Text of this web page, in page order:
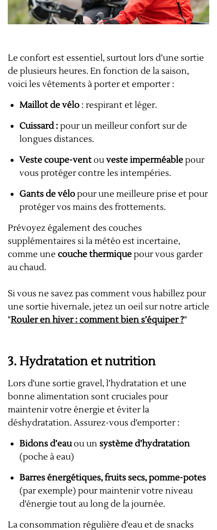
Le confort est essentiel, surtout lors d’une sortie
de plusieurs heures. En fonction de la saison,
voici les vêtements à porter et emporter :
Maillot de vélo : respirant et léger.
Cuissard :pour un meilleur confort sur de
longues distances.
Veste coupe-ventouveste imperméablepour
vous protéger contre les intempéries.
Gants de vélopour une meilleure prise et pour
protéger vos mains des frottements.
Prévoyez également des couches
supplémentaires si la météo est incertaine,
comme une couche thermiquepour vous garder
au chaud.
Si vous ne savez pas comment vous habillez pour
une sortie hivernale, jetez un oeil sur notre article
"Rouler en hiver : comment bien s’équiper ?"
3.Hydratation et nutrition
Lors d'une sortie gravel, l’hydratation et une
bonne alimentation sont cruciales pour
maintenir votre énergie et éviter la
déshydratation. Assurez-vous d'emporter :
Bidons d’eauou un système d’hydratation
(poche à eau)
Barres énergétiques, fruits secs, pomme-potes
(par exemple) pour maintenir votre niveau
d'énergie tout au long de la journée.
La consommation régulière d'eau et de snacks